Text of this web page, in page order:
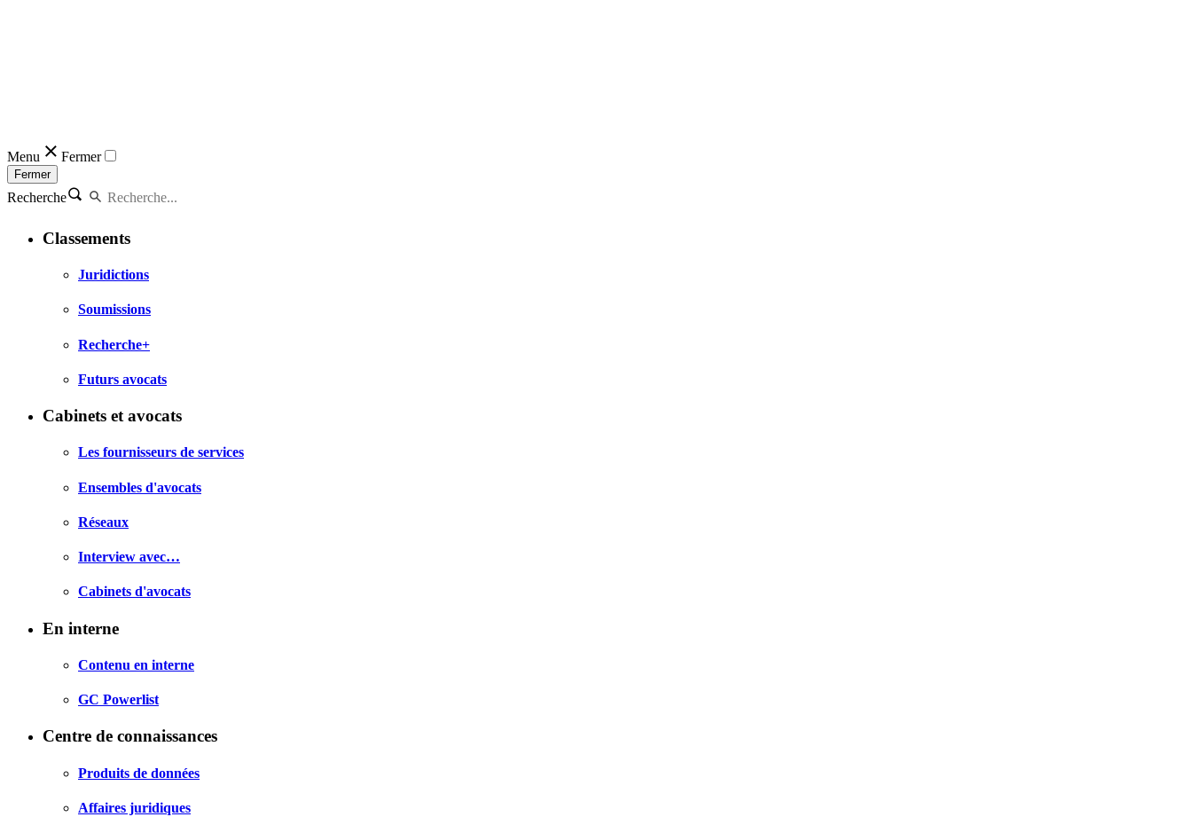
Menu Fermer
Fermer
Recherche
Classements
Juridictions
Soumissions
Recherche+
Futurs avocats
Cabinets et avocats
Les fournisseurs de services
Ensembles d'avocats
Réseaux
Interview avec…
Cabinets d'avocats
En interne
Contenu en interne
GC Powerlist
Centre de connaissances
Produits de données
Affaires juridiques